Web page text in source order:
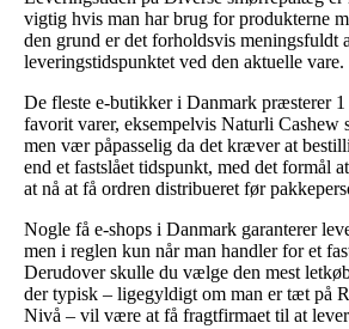
vigtig hvis man har brug for produkterne
den grund er det forholdsvis meningsfuldt
leveringstidspunktet ved den aktuelle vare.
De fleste e-butikker i Danmark præsterer 1
favorit varer, eksempelvis Naturli Cashew
men vær påpasselig da det kræver at
end et fastslået tidspunkt, med det formål
at nå at få ordren distribueret før
Nogle få e-shops i Danmark garanterer
men i reglen kun når man handler for et
Derudover skulle du vælge den mest
der typisk – ligegyldigt om man er tæt på
Nivå – vil være at få fragtfirmaet til at